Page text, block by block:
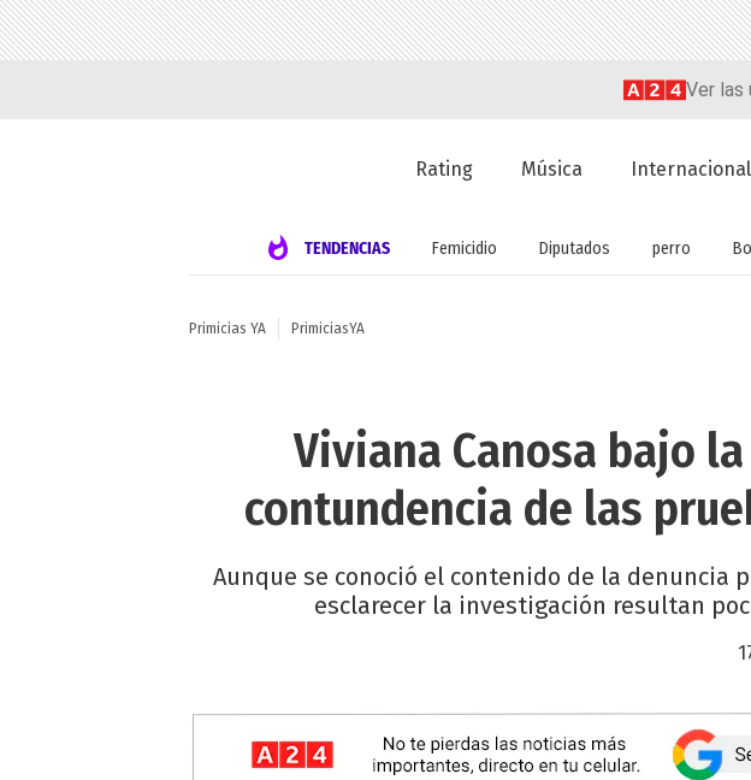
Ver las
Rating Música
TENDENCIAS Femicidio Diputados perro
Primicias YA PrimiciasYA
Viviana Canosa bajo
contundencia de las
Aunque se conoció el contenido de la denuncia
esclarecer la investigación resultan